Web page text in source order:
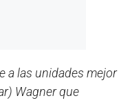
a las unidades mejor
Wagner que